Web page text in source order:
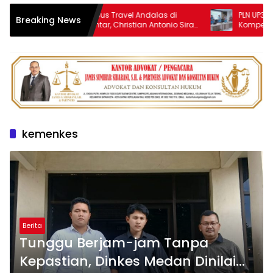
Breaking News
Anak Mandor Bus Travel Andalas di
Pematangsiantar, Christian Antonio Sirait
Lulus Akmil AD 2026
PLN UP3
Kompetensi
kemenkes
Berita
Tunggu Berjam-jam Tanpa
Kepastian, Dinkes Medan Dinilai